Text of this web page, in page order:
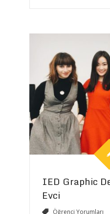
IED Graphic
Evci
Öğrenci Yorumları